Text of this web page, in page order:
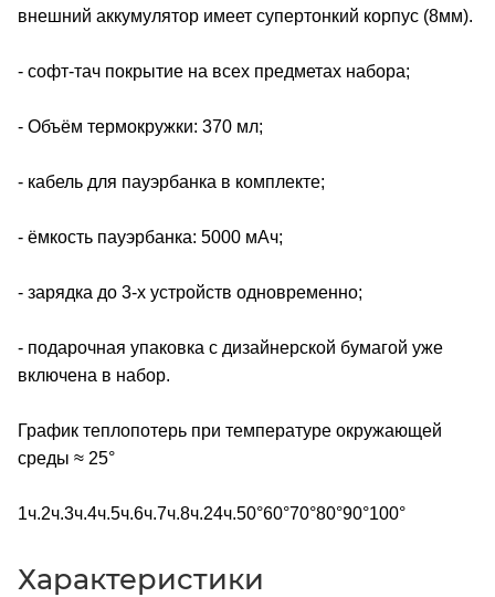
внешний аккумулятор имеет супертонкий корпус (8мм).
- софт-тач покрытие на всех предметах набора;
- Объём термокружки: 370 мл;
- кабель для пауэрбанка в комплекте;
- ёмкость пауэрбанка: 5000 мАч;
- зарядка до 3-х устройств одновременно;
- подарочная упаковка с дизайнерской бумагой уже
включена в набор.
График теплопотерь при температуре окружающей
среды ≈ 25°
1ч.2ч.3ч.4ч.5ч.6ч.7ч.8ч.24ч.50°60°70°80°90°100°
Характеристики